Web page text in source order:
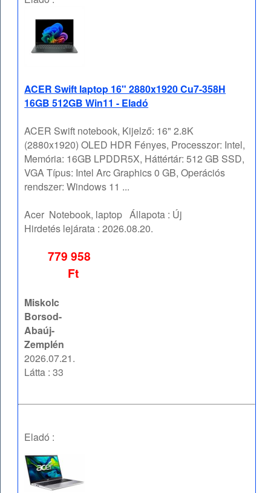
ACER Swift laptop 16" 2880x1920 Cu7-358H
16GB 512GB Win11 - Eladó
ACER Swift notebook, Kijelző: 16" 2.8K
(2880x1920) OLED HDR Fényes, Processzor: Intel,
Memória: 16GB LPDDR5X, Háttértár: 512 GB SSD,
VGA Típus: Intel Arc Graphics 0 GB, Operációs
rendszer: Windows 11 ...
Acer Notebook, laptop Állapota : Új
Hirdetés lejárata :2026.08.20.
779 958
Ft
Miskolc
Borsod-
Abaúj-
Zemplén
2026.07.21.
Látta : 33
Eladó :